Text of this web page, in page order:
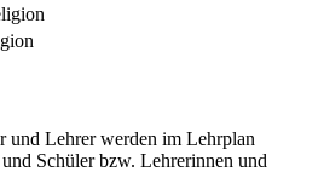
und Lehrer werden im Lehrplan
Schüler bzw. Lehrerinnen und